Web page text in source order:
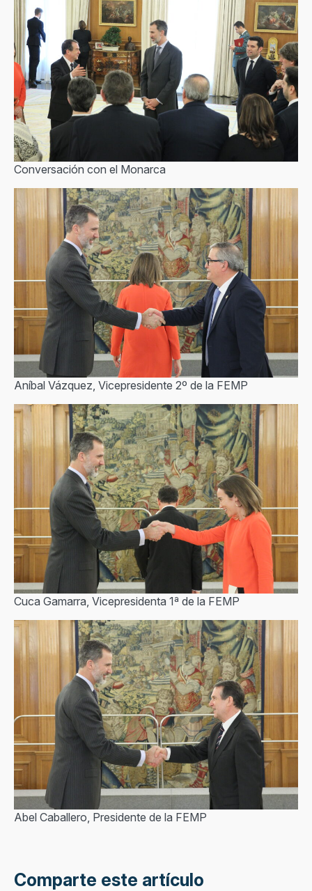
Conversación con el Monarca
Aníbal Vázquez, Vicepresidente 2º de la FEMP
Cuca Gamarra, Vicepresidenta 1ª de la FEMP
Abel Caballero, Presidente de la FEMP
Comparte este artículo